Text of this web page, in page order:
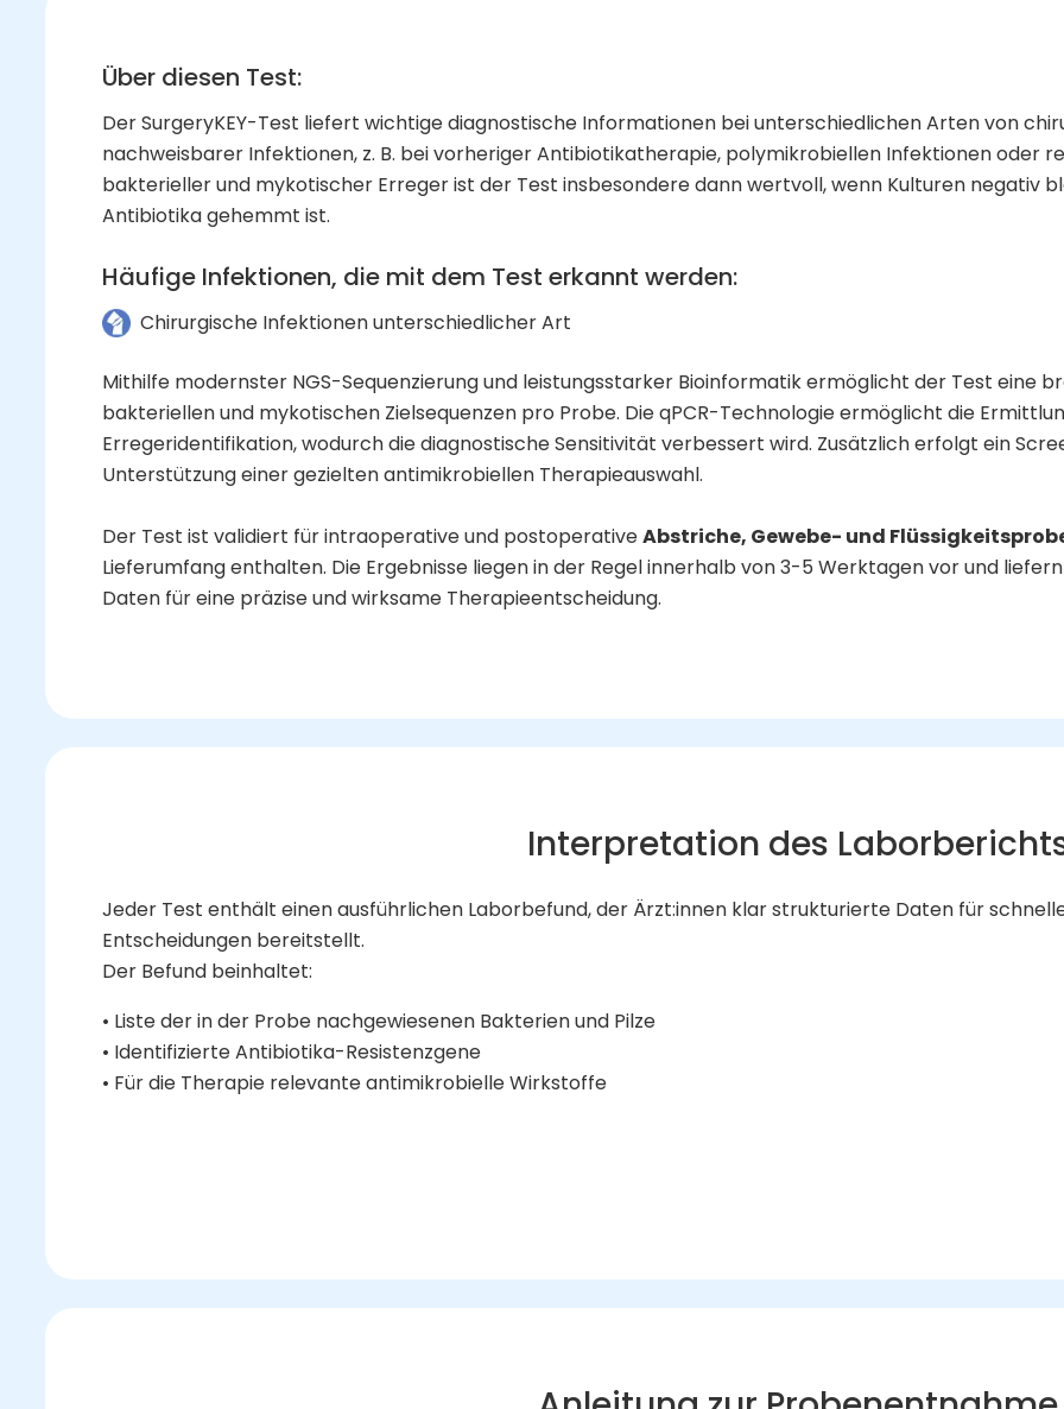
Über diesen Test:
Der SurgeryKEY-Test liefert wichtige diagnostische Informationen bei unterschiedlichen Arten von
nachweisbarer Infektionen, z. B. bei vorheriger Antibiotikatherapie, polymikrobiellen Infektionen oder
bakterieller und mykotischer Erreger ist der Test insbesondere dann wertvoll, wenn Kulturen negativ
Antibiotika gehemmt ist.
Häufige Infektionen, die mit dem Test erkannt werden:
Chirurgische Infektionen unterschiedlicher Art
Mithilfe modernster NGS-Sequenzierung und leistungsstarker Bioinformatik ermöglicht der Test eine
bakteriellen und mykotischen Zielsequenzen pro Probe. Die qPCR-Technologie ermöglicht die
Erregeridentifikation, wodurch die diagnostische Sensitivität verbessert wird. Zusätzlich erfolgt ein
Unterstützung einer gezielten antimikrobiellen Therapieauswahl.
Der Test ist validiert für intraoperative und postoperativeAbstriche, Gewebe- und
Lieferumfang enthalten. Die Ergebnisse liegen in der Regel innerhalb von 3-5 Werktagen vor und
Daten für eine präzise und wirksame Therapieentscheidung.
Interpretation des
Jeder Test enthält einen ausführlichen Laborbefund, der Ärzt:innen klar strukturierte Daten für
Entscheidungen bereitstellt.
Der Befund beinhaltet:
• Liste der in der Probe nachgewiesenen Bakterien und Pilze
• Identifizierte Antibiotika-Resistenzgene
• Für die Therapie relevante antimikrobielle Wirkstoffe